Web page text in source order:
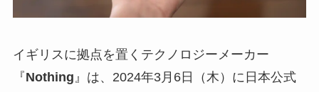
イギリスに拠点を置くテクノロジーメーカー
『Nothing』は、2024年3月6日（木）に日本公式